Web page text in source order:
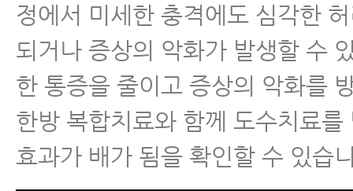
자동차사고병원 잘 고르는 법 8가지
정에서 미세한 충격에도 심각한
되거나 증상의 악화가 발생할 수
한 통증을 줄이고 증상의 악화를
한방 복합치료와 함께 도수치료를
효과가 배가 됨을 확인할 수 있습